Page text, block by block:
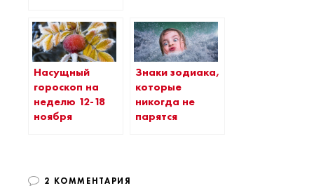
Насущный
гороскоп на
неделю 12-18
ноября
Знаки зодиака,
которые
никогда не
парятся
2 КОММЕНТАРИЯ